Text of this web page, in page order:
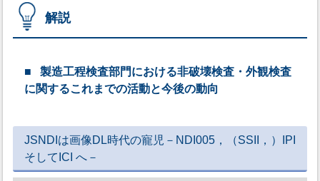
解説
製造工程検査部門における非破壊検査・外観検査
に関するこれまでの活動と今後の動向
JSNDIは画像DL時代の寵児－NDI005，（SSII，）IPI
そしてICI へ－